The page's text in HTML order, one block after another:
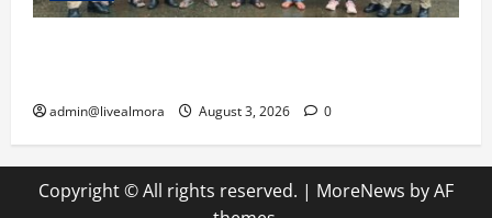
admin@livealmora August 3, 2026 0
Copyright © All rights reserved. | MoreNews by AF